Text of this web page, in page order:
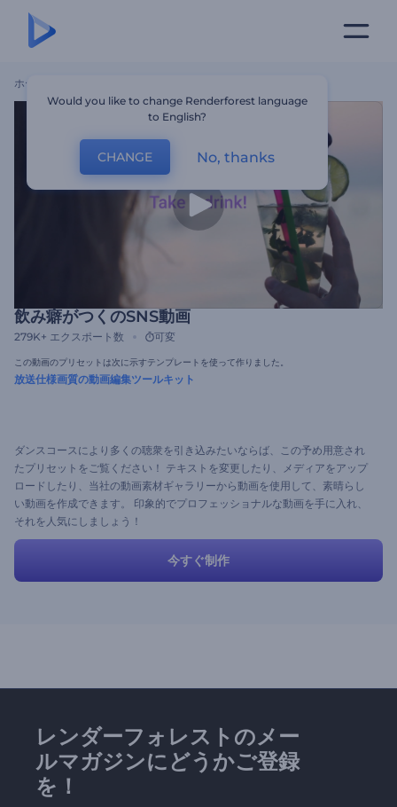
ホーム
飲み癖がつくのSNS動画
279K+ エクスポート数 可変
この動画のプリセットは次に示すテンプレートを使って作りました。
放送仕様画質の動画編集ツールキット
ダンスコースにより多くの聴衆を引き込みたいならば、この予め用意され
たプリセットをご覧ください！ テキストを変更したり、メディアをアップ
ロードしたり、当社の動画素材ギャラリーから動画を使用して、素晴らし
い動画を作成できます。 印象的でプロフェッショナルな動画を手に入れ、
それを人気にしましょう！
今すぐ制作
レンダーフォレストのメー
ルマガジンにどうかご登録
を！
Would you like to change Renderforest language
to English?
CHANGE No, thanks